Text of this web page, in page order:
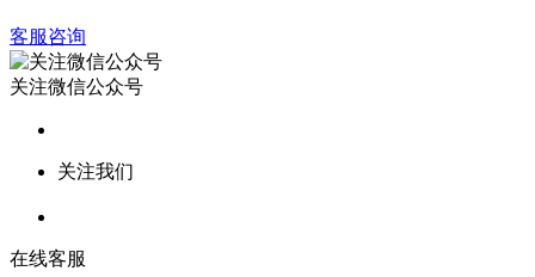
客服咨询
关注微信公众号
关注我们
在线客服